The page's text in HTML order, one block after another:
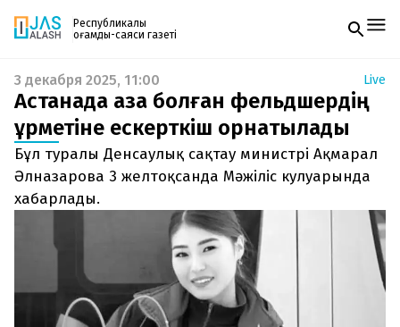
Республикалық
қоғамдық-саяси газеті
Жаңалықтар
Спорт
Live
Руханият
Аймақ
Архив
Заң және тәртіп
+7 708 604 51 06
+7 701 220 64 52
Пошта
zhasalash100@gmail.com
Газетке жазылу
PDF форматтағы газетті ай сайын электронды
поштаңызға алып отырыңыз. Жаңа нөмір
шыққан сәтте сізге бірден жіберіледі. Тек email
енгізіңіз, біз қалғанын өзіміз жібереміз.
3 декабря 2025, 11:00 Live
Астанада қаза болған фельдшердің
құрметіне ескерткіш орнатылады
Бұл туралы Денсаулық сақтау министрі Ақмарал
Әлназарова 3 желтоқсанда Мәжіліс кулуарында
хабарлады.